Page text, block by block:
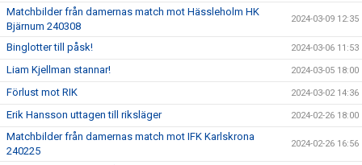
Matchbilder från damernas match mot Hässleholm HK
Bjärnum 240308
2024-03-09 12:35
Binglotter till påsk! 2024-03-06 11:53
Liam Kjellman stannar! 2024-03-05 18:00
Förlust mot RIK 2024-03-02 14:36
Erik Hansson uttagen till riksläger 2024-02-26 18:00
Matchbilder från damernas match mot IFK Karlskrona
240225
2024-02-26 16:56